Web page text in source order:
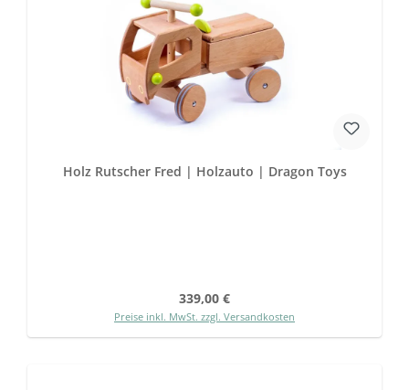
Holz Rutscher Fred | Holzauto | Dragon Toys
Regulärer Preis:
339,00 €
Preise inkl. MwSt. zzgl. Versandkosten